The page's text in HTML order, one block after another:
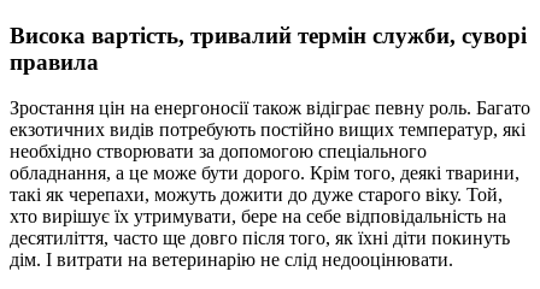
Висока вартість, тривалий термін служби, суворі
правила
Зростання цін на енергоносії також відіграє певну роль. Багато
екзотичних видів потребують постійно вищих температур, які
необхідно створювати за допомогою спеціального
обладнання, а це може бути дорого. Крім того, деякі тварини,
такі як черепахи, можуть дожити до дуже старого віку. Той,
хто вирішує їх утримувати, бере на себе відповідальність на
десятиліття, часто ще довго після того, як їхні діти покинуть
дім. І витрати на ветеринарію не слід недооцінювати.